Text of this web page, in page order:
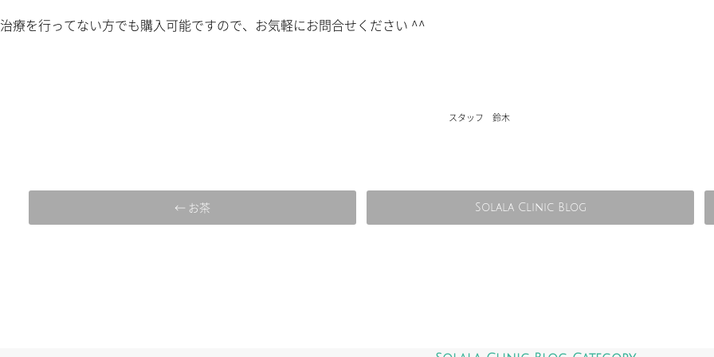
治療を行ってない方でも購入可能ですので、お気軽にお問合せください ^^
スタッフ 鈴木
← お茶 Solala Clinic Blog